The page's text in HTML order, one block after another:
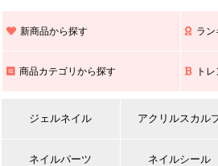
また､ 九州全域でお荷物のお届けに遅延が生
新商品から探す ラ
商品カテゴリから探す ト
ジェルネイル アクリルスカル
ネイルパーツ ネイルシール